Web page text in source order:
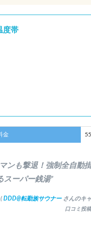
度帯
金
ンも撃退！強制全自動
スーパー銭湯”
( DDD@転勤族サウナー さんのキ
口コミ投